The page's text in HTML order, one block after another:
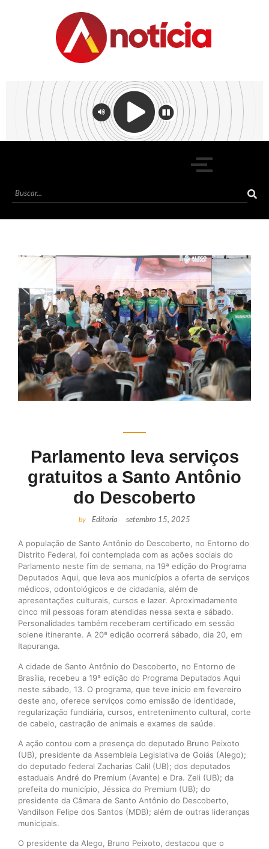
Parlamento leva serviços
gratuitos a Santo Antônio
do Descoberto
by Editoria- setembro 15, 2025
A população de Santo Antônio do Descoberto, no Entorno do
Distrito Federal, foi contemplada com as ações sociais do
Parlamento neste fim de semana, na 19ª edição do Programa
Deputados Aqui, que leva aos municípios a oferta de serviços
médicos, odontológicos e de cidadania, além de
apresentações culturais, cursos e lazer. Aproximadamente
cinco mil pessoas foram atendidas nessa sexta e sábado.
Personalidades também receberam certificado em sessão
solene itinerante. A 20ª edição ocorrerá sábado, dia 20, em
Itapuranga.
A cidade de Santo Antônio do Descoberto, no Entorno de
Brasília, recebeu a 19ª edição do Programa Deputados Aqui
neste sábado, 13. O programa, que teve início em fevereiro
deste ano, oferece serviços como emissão de identidade,
regularização fundiária, cursos, entretenimento cultural, corte
de cabelo, castração de animais e exames de saúde.
A ação contou com a presença do deputado Bruno Peixoto
(UB), presidente da Assembleia Legislativa de Goiás (Alego);
do deputado federal Zacharias Calil (UB); dos deputados
estaduais André do Premium (Avante) e Dra. Zeli (UB); da
prefeita do município, Jéssica do Premium (UB); do
presidente da Câmara de Santo Antônio do Descoberto,
Vandilson Felipe dos Santos (MDB); além de outras lideranças
municipais.
O presidente da Alego, Bruno Peixoto, destacou que o